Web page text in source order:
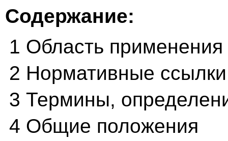
Содержание:
1 Область применения
2 Нормативные ссылки
3 Термины,
4 Общие положения